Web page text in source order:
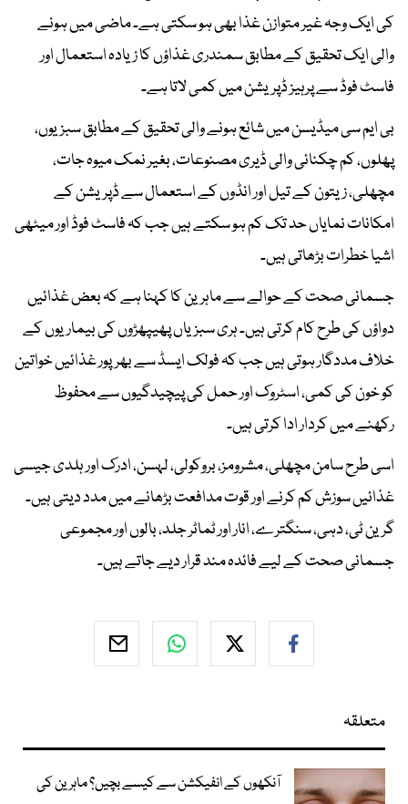
کی ایک وجہ غیر متوازن غذا بھی ہو سکتی ہے۔ ماضی میں ہونے
والی ایک تحقیق کے مطابق سمندری غذاؤں کا زیادہ استعمال اور
فاسٹ فوڈ سے پرہیز ڈپریشن میں کمی لاتا ہے۔
بی ایم سی میڈیسن میں شائع ہونے والی تحقیق کے مطابق سبزیوں،
پھلوں، کم چکنائی والی ڈیری مصنوعات، بغیر نمک میوہ جات،
مچھلی، زیتون کے تیل اور انڈوں کے استعمال سے ڈپریشن کے
امکانات نمایاں حد تک کم ہو سکتے ہیں جب کہ فاسٹ فوڈ اور میٹھی
اشیا خطرات بڑھاتی ہیں۔
جسمانی صحت کے حوالے سے ماہرین کا کہنا ہے کہ بعض غذائیں
دواؤں کی طرح کام کرتی ہیں۔ ہری سبزیاں پھیپھڑوں کی بیماریوں کے
خلاف مددگار ہوتی ہیں جب کہ فولک ایسڈ سے بھرپور غذائیں خواتین
کو خون کی کمی، اسٹروک اور حمل کی پیچیدگیوں سے محفوظ
رکھنے میں کردار ادا کرتی ہیں۔
اسی طرح سامن مچھلی، مشرومز، بروکولی، لہسن، ادرک اور ہلدی جیسی
غذائیں سوزش کم کرنے اور قوت مدافعت بڑھانے میں مدد دیتی ہیں۔
گرین ٹی، دہی، سنگترے، انار اور ٹماٹر جلد، بالوں اور مجموعی
جسمانی صحت کے لیے فائدہ مند قرار دیے جاتے ہیں۔
متعلقہ
آنکھوں کے انفیکشن سے کیسے بچیں؟ ماہرین کی